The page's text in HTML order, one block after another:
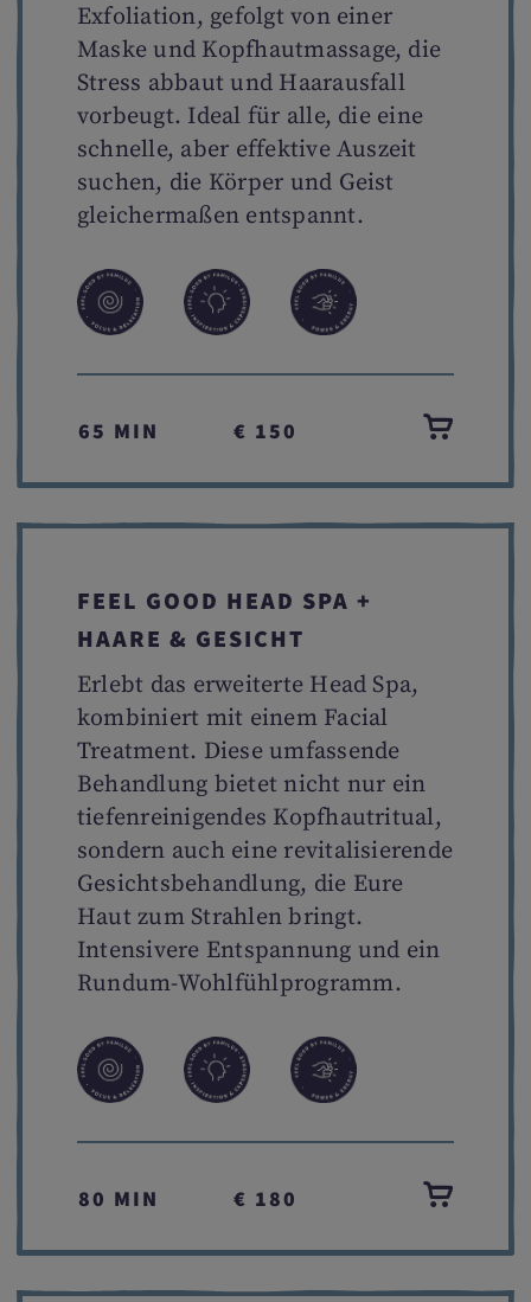
Exfoliation, gefolgt von einer
Maske und Kopfhautmassage, die
Stress abbaut und Haarausfall
vorbeugt. Ideal für alle, die eine
schnelle, aber effektive Auszeit
suchen, die Körper und Geist
gleichermaßen entspannt.
65 MIN € 150
FEEL GOOD HEAD SPA +
HAARE & GESICHT
Erlebt das erweiterte Head Spa,
kombiniert mit einem Facial
Treatment. Diese umfassende
Behandlung bietet nicht nur ein
tiefenreinigendes Kopfhautritual,
sondern auch eine revitalisierende
Gesichtsbehandlung, die Eure
Haut zum Strahlen bringt.
Intensivere Entspannung und ein
Rundum-Wohlfühlprogramm.
80 MIN € 180